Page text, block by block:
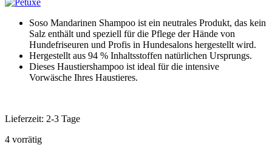
Soso Mandarinen Shampoo ist ein neutrales Produkt, das kein
Salz enthält und speziell für die Pflege der Hände von
Hundefriseuren und Profis in Hundesalons hergestellt wird.
Hergestellt aus 94 % Inhaltsstoffen natürlichen Ursprungs.
Dieses Haustiershampoo ist ideal für die intensive
Vorwäsche Ihres Haustieres.
Lieferzeit: 2-3 Tage
4 vorrätig